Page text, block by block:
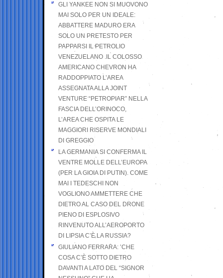
GLI YANKEE NON SI MUOVONO
MAI SOLO PER UN IDEALE:
ABBATTERE MADURO ERA
SOLO UN PRETESTO PER
PAPPARSI IL PETROLIO
VENEZUELANO .IL COLOSSO
AMERICANO CHEVRON HA
RADDOPPIATO L’AREA
ASSEGNATA ALLA JOINT
VENTURE “PETROPIAR” NELLA
FASCIA DELL’ORINOCO,
L’AREA CHE OSPITA LE
MAGGIORI RISERVE MONDIALI
DI GREGGIO
LA GERMANIA SI CONFERMA IL
VENTRE MOLLE DELL’EUROPA
(PER LA GIOIA DI PUTIN). COME
MAI I TEDESCHI NON
VOGLIONO AMMETTERE CHE
DIETRO AL CASO DEL DRONE
PIENO DI ESPLOSIVO
RINVENUTO ALL’AEROPORTO
DI LIPSIA C’È LA RUSSIA?
GIULIANO FERRARA: ’CHE
COSA C’È SOTTO DIETRO
DAVANTI A LATO DEL “SIGNOR